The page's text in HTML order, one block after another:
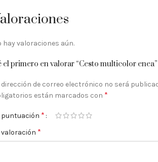
hay valoraciones aún.
el primero en valorar “Cesto multicolor enea”
dirección de correo electrónico no será
están marcados con *
puntuación *
valoración *